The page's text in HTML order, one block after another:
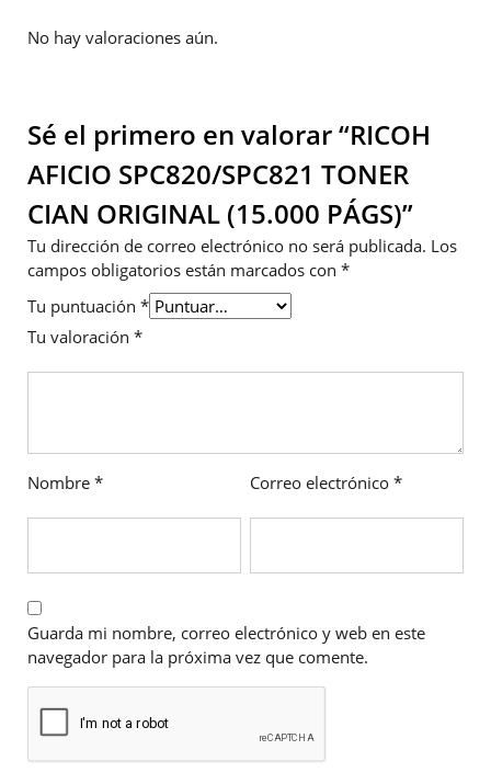
No hay valoraciones aún.
Sé el primero en valorar “RICOH
AFICIO SPC820/SPC821 TONER
CIAN ORIGINAL (15.000 PÁGS)”
Tu dirección de correo electrónico no será publicada. Los
campos obligatorios están marcados con*
Tu puntuación*
Tu valoración*
Nombre* Correo electrónico *
Guarda mi nombre, correo electrónico y web en este
navegador para la próxima vez que comente.